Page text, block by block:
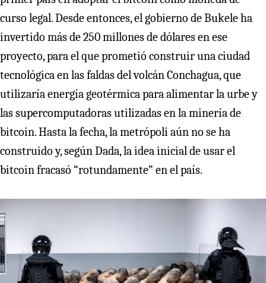
curso legal. Desde entonces, el gobierno de Bukele ha
invertido más de 250 millones de dólares en ese
proyecto, para el que prometió construir una ciudad
tecnológica en las faldas del volcán Conchagua, que
utilizaría energía geotérmica para alimentar la urbe y
las supercomputadoras utilizadas en la minería de
bitcoin. Hasta la fecha, la metrópoli aún no se ha
construido y, según Dada, la idea inicial de usar el
bitcoin fracasó “rotundamente” en el país.